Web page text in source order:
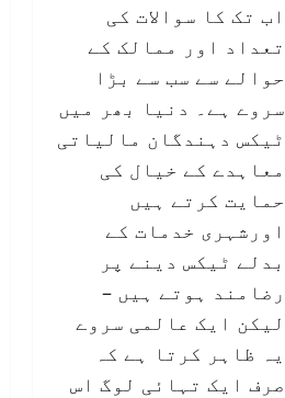
اب تک کا سوالات کی
تعداد اور ممالک کے
حوالے سے سب سے بڑا
سروے ہے۔ دنیا بھر میں
ٹیکس دہندگان مالیاتی
معاہدے کے خیال کی
حمایت کرتے ہیں
اورشہری خدمات کے
بدلے ٹیکس دینے پر
رضامند ہوتے ہیں –
لیکن ایک عالمی سروے
یہ ظاہر کرتا ہے کہ
صرف ایک تہائی لوگ اس